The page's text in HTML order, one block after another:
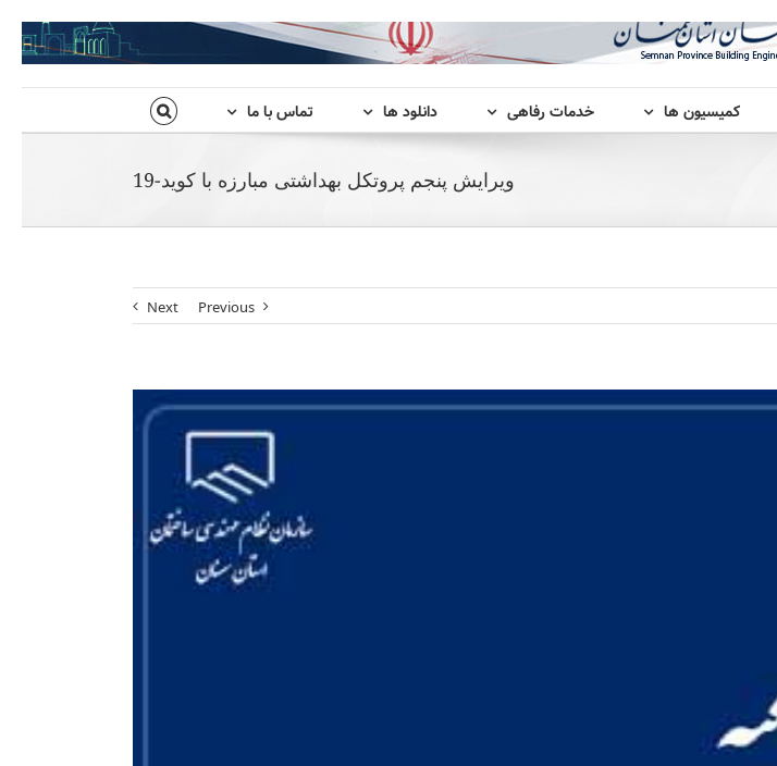
کمیسیون ها خدمات رفاهی دانلود ها تماس با ما
ویرایش پنجم پروتکل بهداشتی مبارزه با کوید-19
Previous
Next